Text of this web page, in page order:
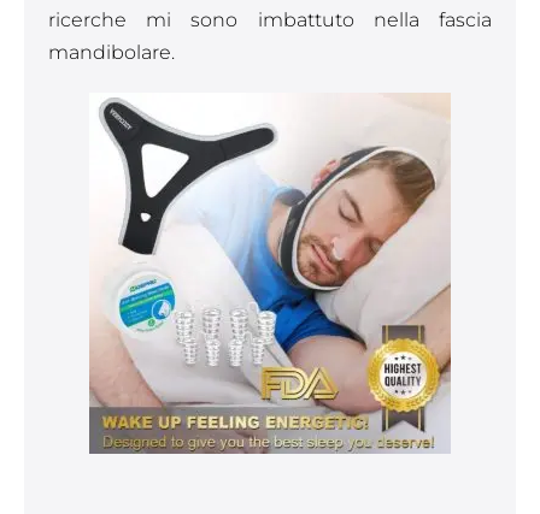
ricerche mi sono imbattuto nella fascia
mandibolare.